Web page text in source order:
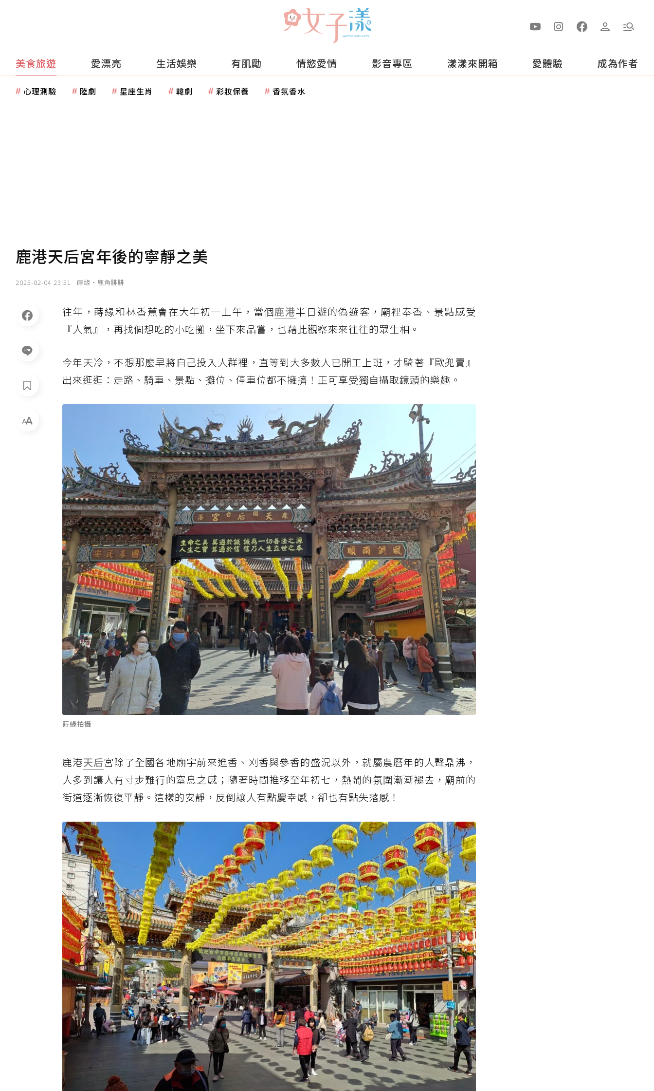
美食旅遊 愛漂亮 生活娛樂 有肌勵 情慾愛情 影音專區 漾漾來開箱 愛體驗 成為作者
心理測驗 陸劇 星座生肖 韓劇 彩妝保養 香氛香水
鹿港天后宮年後的寧靜之美
2025-02-04 23:51 蒔緣‧鹿角腓腓
往年，蒔緣和林香蕉會在大年初一上午，當個鹿港半日遊的偽遊客，廟裡奉香、景點感受
『人氣』，再找個想吃的小吃攤，坐下來品嘗，也藉此觀察來來往往的眾生相。
今年天冷，不想那麼早將自己投入人群裡，直等到大多數人已開工上班，才騎著『歐兜賣』
出來逛逛：走路、騎車、景點、攤位、停車位都不擁擠！正可享受獨自攝取鏡頭的樂趣。
蒔緣拍攝
鹿港天后宮除了全國各地廟宇前來進香、刈香與參香的盛況以外，就屬農曆年的人聲鼎沸，
人多到讓人有寸步難行的窒息之感；隨著時間推移至年初七，熱鬧的氛圍漸漸褪去，廟前的
街道逐漸恢復平靜。這樣的安靜，反倒讓人有點慶幸感，卻也有點失落感！